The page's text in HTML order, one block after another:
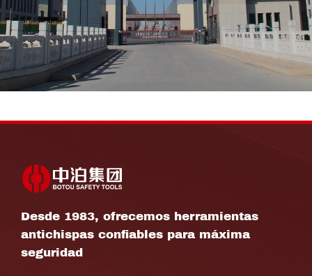
Desde 1983, ofrecemos herramientas
antichispas confiables para máxima
seguridad